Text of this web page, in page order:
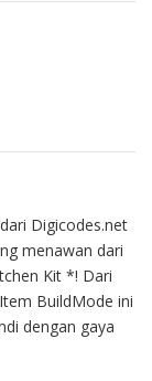
Digicodes.net
menawan dari
Kit *! Dari
BuildMode ini
dengan gaya